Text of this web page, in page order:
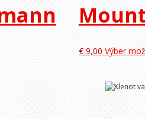
€9,00 Výber